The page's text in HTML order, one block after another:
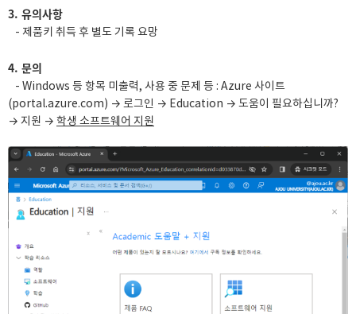
3. 유의사항
- 제품키 취득 후 별도 기록 요망
4. 문의
- Windows 등 항목 미출력, 사용 중 문제 등 : Azure 사이트
(portal.azure.com) → 로그인 → Education → 도움이 필요하십니까?
→ 지원 → 학생 소프트웨어 지원